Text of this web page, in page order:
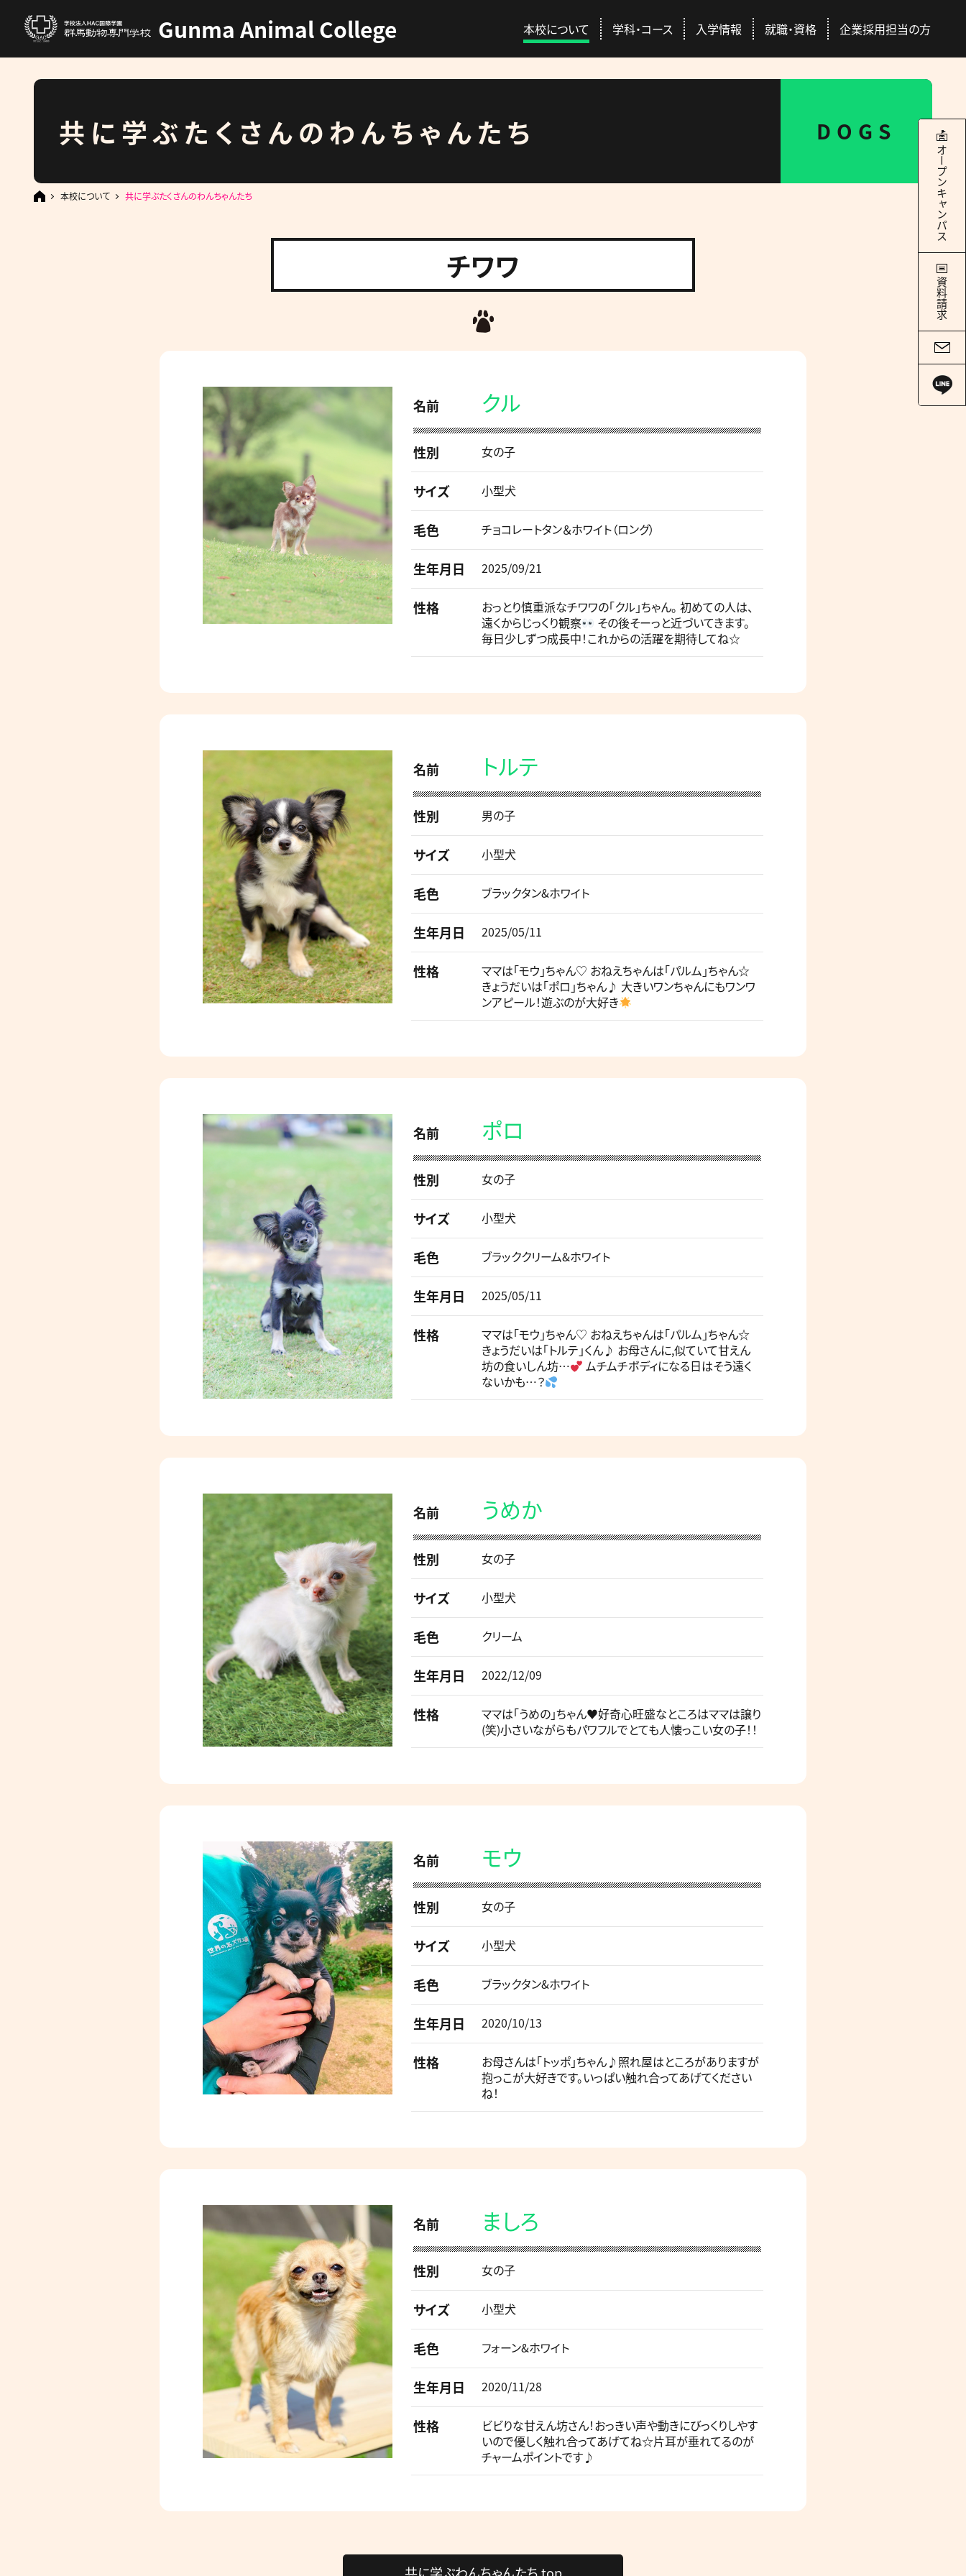
Gunma Animal College 本校について
本校の特徴
講師紹介
4つのキャンパス
学科・コース
動物総合学科
プロトリマーコース
ドッグトレーナー
入学情報
AO入試
一般入試
Q&A
就職・資格
資格取得
GACを公認する国際団体
国際ペット団体との連携
企業採用担当の方
オープンキャンパス
資料請求
共に学ぶ たくさんのわんちゃんたち DOGS
本校について 共に学ぶたくさんのわんちゃんたち
チワワ
名前 クル
性別 女の子
サイズ 小型犬
毛色 チョコレートタン＆ホワイト（ロング）
生年月日 2025/09/21
性格
おっとり慎重派なチワワの「クル」ちゃん。 初めての人は、
遠くからじっくり観察
その後そーっと近づいてきます。
毎日少しずつ成長中！これからの活躍を期待してね☆
名前 トルテ
性別 男の子
サイズ 小型犬
毛色 ブラックタン&ホワイト
生年月日 2025/05/11
性格
ママは「モウ」ちゃん♡ おねえちゃんは「パルム」ちゃん☆
きょうだいは「ポロ」ちゃん♪ 大きいワンちゃんにもワンワ
ンアピール！遊ぶのが大好き
名前 ポロ
性別 女の子
サイズ 小型犬
毛色 ブラッククリーム&ホワイト
生年月日 2025/05/11
性格
ママは「モウ」ちゃん♡ おねえちゃんは「パルム」ちゃん☆
きょうだいは「トルテ」くん♪ お母さんに,似ていて甘えん
坊の食いしん坊…
ムチムチボディになる日はそう遠く
ないかも…？
名前 うめか
性別 女の子
サイズ 小型犬
毛色 クリーム
生年月日 2022/12/09
性格
ママは「うめの」ちゃん♥好奇心旺盛なところはママは譲り
(笑)小さいながらもパワフルでとても人懐っこい女の子！！
名前 モウ
性別 女の子
サイズ 小型犬
毛色 ブラックタン&ホワイト
生年月日 2020/10/13
性格
お母さんは「トッポ」ちゃん♪照れ屋はところがありますが
抱っこが大好きです。いっぱい触れ合ってあげてください
ね！
名前 ましろ
性別 女の子
サイズ 小型犬
毛色 フォーン&ホワイト
生年月日 2020/11/28
性格
ビビりな甘えん坊さん！おっきい声や動きにびっくりしやす
いので優しく触れ合ってあげてね☆片耳が垂れてるのが
チャームポイントです♪
共に学ぶわんちゃんたち top